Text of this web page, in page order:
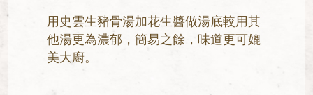
用史雲生豬骨湯加花生醬做湯底較用其
他湯更為濃郁，簡易之餘，味道更可媲
美大廚。